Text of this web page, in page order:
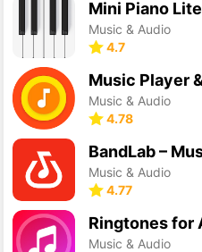
Mini Piano Lite
Music & Audio
4.7
Music & Audio
4.78
Music & Audio
4.77
Music & Audio